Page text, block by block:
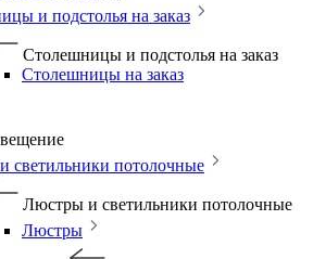
и подстолья на заказ
Столешницы и подстолья на заказ
Столешницы на заказ
светильники потолочные
Люстры и светильники потолочные
Люстры